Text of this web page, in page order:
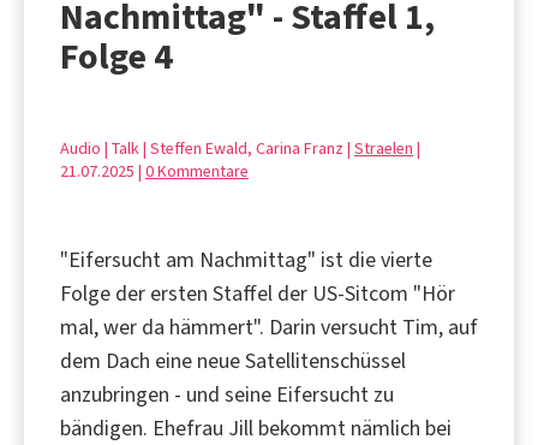
Nachmittag" - Staffel 1,
Folge 4
Audio | Talk | Steffen Ewald, Carina Franz | Straelen |
21.07.2025 | 0 Kommentare
"Eifersucht am Nachmittag" ist die vierte
Folge der ersten Staffel der US-Sitcom "Hör
mal, wer da hämmert". Darin versucht Tim, auf
dem Dach eine neue Satellitenschüssel
anzubringen - und seine Eifersucht zu
bändigen. Ehefrau Jill bekommt nämlich bei